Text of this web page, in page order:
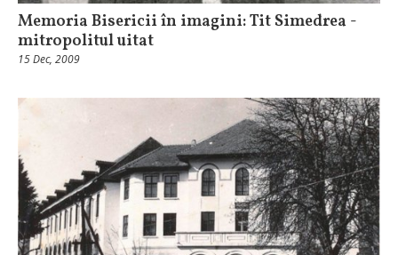
Memoria Bisericii în imagini: Tit Simedrea -
mitropolitul uitat
15 Dec, 2009